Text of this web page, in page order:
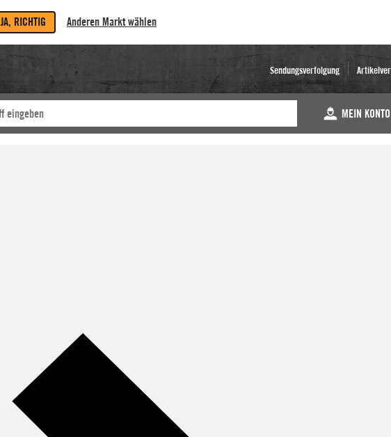
JA, RICHTIG Anderen Markt wählen
Sendungsverfolgung
MEIN KONTO